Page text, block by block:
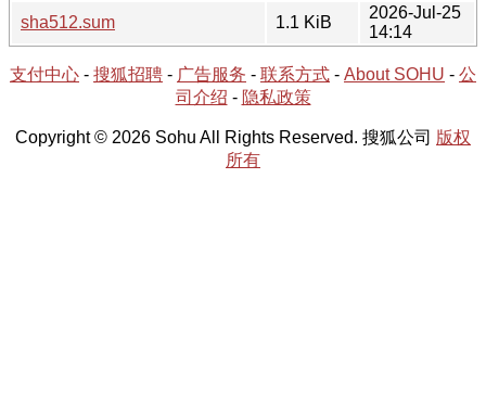
sha512.sum
1.1 KiB
2026-Jul-25
14:14
支付中心 - 搜狐招聘 - 广告服务 - 联系方式 - About SOHU - 公
司介绍 - 隐私政策
Copyright © 2026 Sohu All Rights Reserved. 搜狐公司 版权
所有